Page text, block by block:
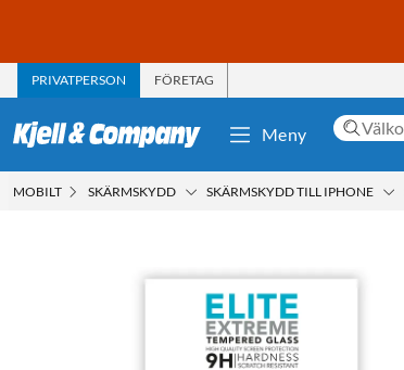
PRIVATPERSON FÖRETAG
Meny
MOBILT SKÄRMSKYDD SKÄRMSKYDD TILL IPHONE